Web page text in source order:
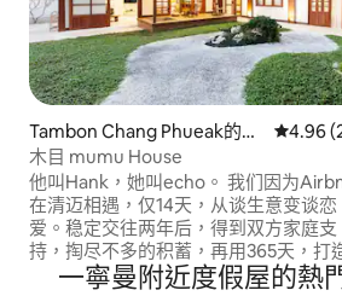
Tambon Chang Phueak的別
墅
從 213
4.96
木目 mumu House
他叫Hank，她叫echo。 我们因为
在清迈相遇，仅14天，从谈生意变谈恋
爱。稳定交往两年后，得到双方家庭支
持，掏尽不多的积蓄，再用365天，打
这个“爱情结晶”。 木目从19年2月开始动
一寧曼附近度假屋的熱